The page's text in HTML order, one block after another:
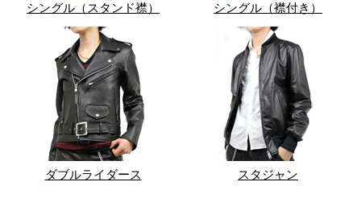
シングル（スタンド襟） シングル（襟付き）
ダブルライダース スタジャン